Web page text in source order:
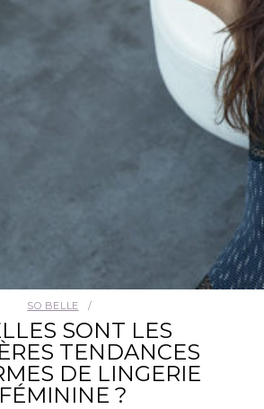
SO BELLE
SONT LES
TENDANCES
DE LINGERIE
FÉMININE ?